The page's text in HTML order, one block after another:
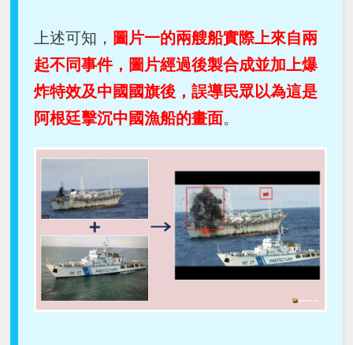
上述可知， 圖片一的兩艘船實際上來自兩
起不同事件，圖片經過後製合成並加上爆
炸特效及中國國旗後，誤導民眾以為這是
阿根廷擊沉中國漁船的畫面。